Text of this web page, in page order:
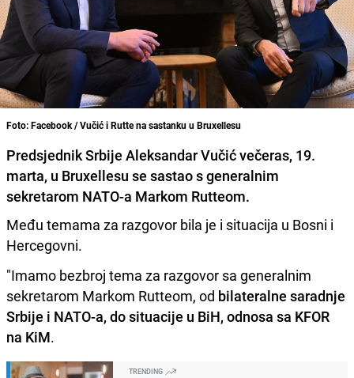
Foto: Facebook / Vučić i Rutte na sastanku u Bruxellesu
Predsjednik Srbije Aleksandar Vučić večeras, 19.
marta, u Bruxellesu se sastao s generalnim
sekretarom NATO-a Markom Rutteom.
Među temama za razgovor bila je i situacija u Bosni i
Hercegovni.
"Imamo bezbroj tema za razgovor sa generalnim
sekretarom Markom Rutteom, od bilateralne saradnje
Srbije i NATO-a, do situacije u BiH, odnosa sa KFOR
na KiM.
TRENDING